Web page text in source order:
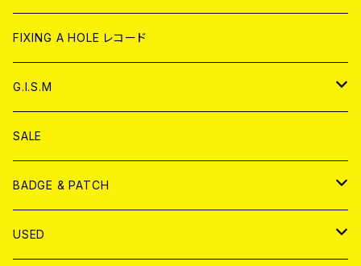
ANALOG
CD
ANALOG
CD
ANALOG
WORLD
CD
ANALOG
CD
アナログ
DVD
T-shirt & WEAR
FIXING A HOLE レコード
G.I.S.M
CD
ANALOG
T-SHIRT & WEAR
SALE
BADGE & PATCH
BADGE
USED